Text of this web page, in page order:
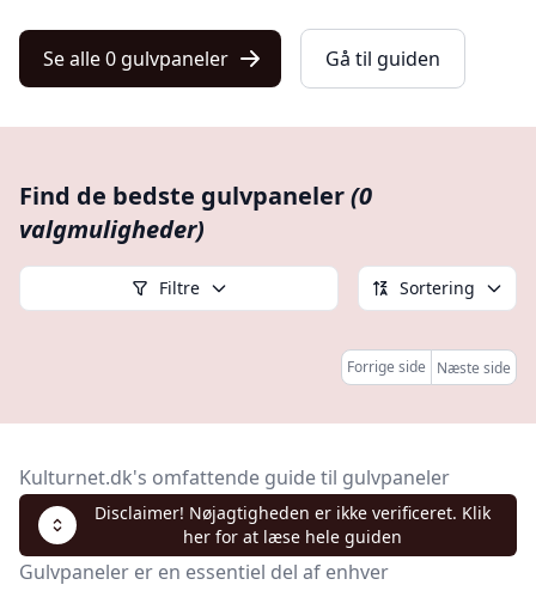
Se alle 0 gulvpaneler Gå til guiden
Find de bedste gulvpaneler(0
valgmuligheder)
Filtre Sortering
Forrige side Næste side
Kulturnet.dk's omfattende guide til gulvpaneler
Disclaimer! Nøjagtigheden er ikke verificeret. Klik
her for at læse hele guiden
Gulvpaneler er en essentiel del af enhver